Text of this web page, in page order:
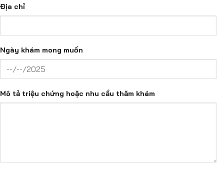
Địa chỉ
Ngày khám mong muốn
Mô tả triệu chứng hoặc nhu cầu thăm khám